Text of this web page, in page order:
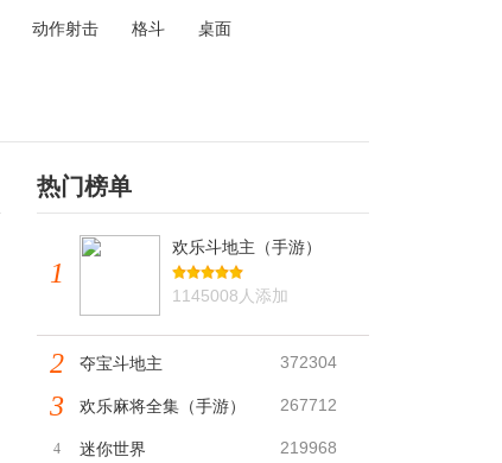
动作射击 格斗
桌面
热门榜单
1
欢乐斗地主（手游）
1145008人添加
2 夺宝斗地主 372304
3 欢乐麻将全集（手游） 267712
4 迷你世界 219968